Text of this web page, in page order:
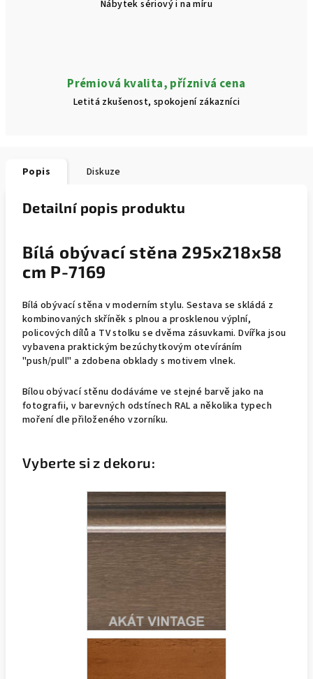
Nábytek sériový i na míru
Prémiová kvalita, příznivá cena
Letitá zkušenost, spokojení zákazníci
Popis Diskuze
Detailní popis produktu
Bílá obývací stěna 295x218x58
cm P-7169
Bílá obývací stěna v moderním stylu. Sestava se skládá z
kombinovaných skříněk s plnou a prosklenou výplní,
policových dílů a TV stolku se dvěma zásuvkami. Dvířka jsou
vybavena praktickým bezúchytkovým otevíráním
"push/pull" a zdobena obklady s motivem vlnek.
Bílou obývací stěnu dodáváme ve stejné barvě jako na
fotografii, v barevných odstínech RAL a několika typech
moření dle přiloženého vzorníku.
Vyberte si z dekoru: